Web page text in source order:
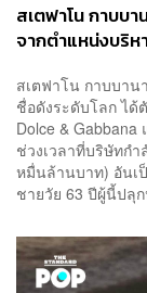
สเตฟาโน กาบบ
จากตำแหน่งบริ
สเตฟาโน กาบบาน
ชื่อดังระดับโลก ได้
Dolce &
ช่วงเวลาที่บริษัทก
หมื่นล้านบาท) อันเ
ชายวัย 63 ปีผู้นี้ปลุ